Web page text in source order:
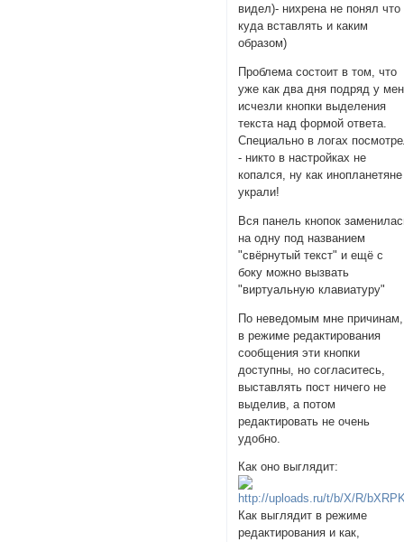
видел)- нихрена не понял что
куда вставлять и каким
образом)
Проблема состоит в том, что
уже как два дня подряд у
исчезли кнопки выделения
текста над формой ответа.
Специально в логах
- никто в настройках не
копался, ну как инопланетяне
украли!
Вся панель кнопок
на одну под названием
"свёрнутый текст" и ещё с
боку можно вызвать
"виртуальную клавиатуру"
По неведомым мне причинам,
в режиме редактирования
сообщения эти кнопки
доступны, но согласитесь,
выставлять пост ничего не
выделив, а потом
редактировать не очень
удобно.
Как оно выглядит:
Как выглядит в режиме
редактирования и как,